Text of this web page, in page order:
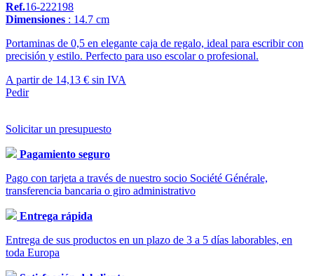
Ref.16-222198
Dimensiones : 14.7 cm
Portaminas de 0,5 en elegante caja de regalo, ideal para escribir con
precisión y estilo. Perfecto para uso escolar o profesional.
A partir de 14,13 € sin IVA
Pedir
Solicitar un presupuesto
Pagamiento seguro
Pago con tarjeta a través de nuestro socio Société Générale,
transferencia bancaria o giro administrativo
Entrega rápida
Entrega de sus productos en un plazo de 3 a 5 días laborables, en
toda Europa